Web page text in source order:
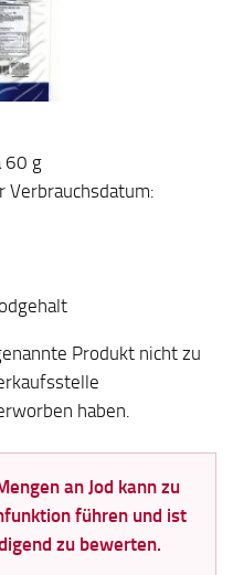
60 g
Produkt nicht zu
haben.
an Jod kann zu
führen und ist
zu bewerten.